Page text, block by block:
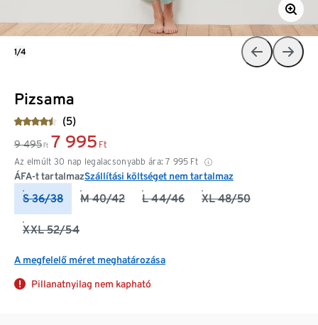
Pizsama
(5)
9 495 Ft 7 995 Ft
Az elmúlt 30 nap legalacsonyabb ára: 7 995 Ft
ÁFA-t tartalmazSzállítási költséget nem tartalmaz
S 36/38 M 40/42 L 44/46 XL 48/50
XXL 52/54
A megfelelő méret meghatározása
Pillanatnyilag nem kapható
1/4